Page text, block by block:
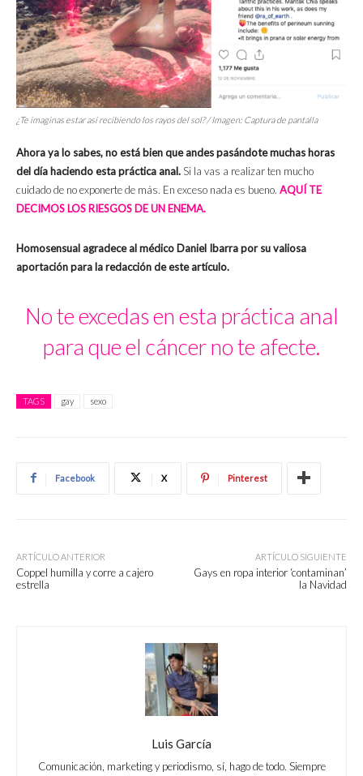
¿Te imaginas estar así recibiendo los rayos del sol? / Imagen: Captura de pantalla
Ahora ya lo sabes, no está bien que andes pasándote muchas horas
del día haciendo esta práctica anal. Si la vas a realizar ten mucho
cuidado de no exponerte de más. En exceso nada es bueno. AQUÍ TE
DECIMOS LOS RIESGOS DE UN ENEMA.
Homosensual agradece al médico Daniel Ibarra por su valiosa
aportación para la redacción de este artículo.
No te excedas en esta práctica anal
para que el cáncer no te afecte.
TAGS gay sexo
Facebook X Pinterest
ARTÍCULO ANTERIOR
Coppel humilla y corre a cajero
estrella
ARTÍCULO SIGUIENTE
Gays en ropa interior ‘contaminan’
la Navidad
Luis García
Comunicación, marketing y periodismo, sí, hago de todo. Siempre